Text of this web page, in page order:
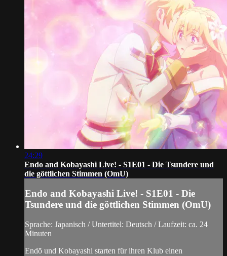
24:29
Endo and Kobayashi Live! - S1E01 - Die Tsundere und
die göttlichen Stimmen (OmU)
Endo and Kobayashi Live! - S1E01 - Die
Tsundere und die göttlichen Stimmen (OmU)
Sprache: Japanisch / Untertitel: Deutsch / Laufzeit: ca. 24
Minuten
Endō und Kobayashi starten für ihren Klub einen